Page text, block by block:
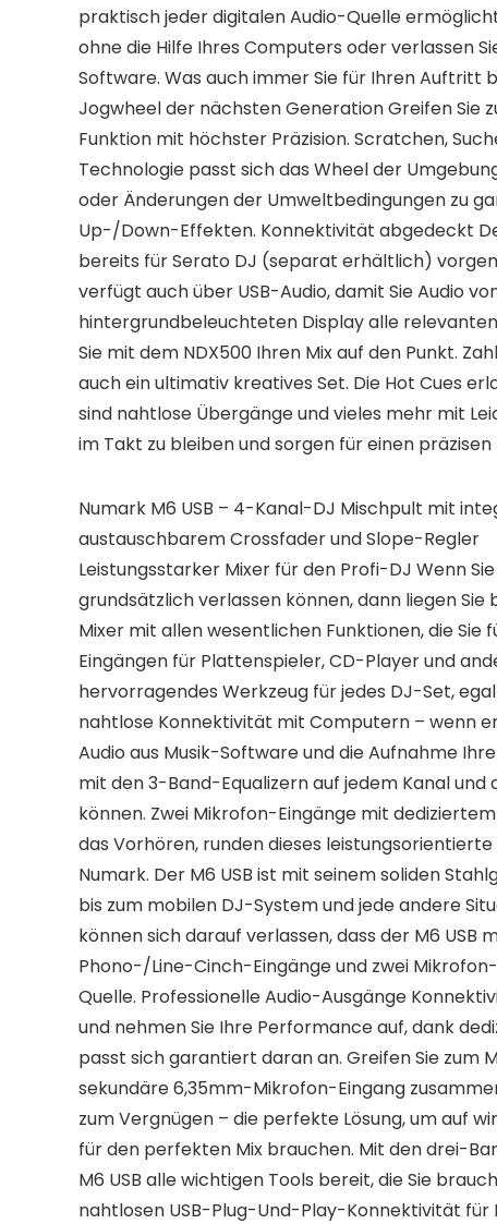
praktisch jeder digitalen Audio-Quelle
ohne die Hilfe Ihres Computers oder verlassen
Software. Was auch immer Sie für Ihren Auftritt
Jogwheel der nächsten Generation Greifen Sie
Funktion mit höchster Präzision. Scratchen,
Technologie passt sich das Wheel der
oder Änderungen der Umweltbedingungen zu
Up-/Down-Effekten. Konnektivität abgedeckt
bereits für Serato DJ (separat erhältlich)
verfügt auch über USB-Audio, damit Sie Audio
hintergrundbeleuchteten Display alle
Sie mit dem NDX500 Ihren Mix auf den Punkt.
auch ein ultimativ kreatives Set. Die Hot Cues
sind nahtlose Übergänge und vieles mehr mit
im Takt zu bleiben und sorgen für einen präzisen
Numark M6 USB – 4-Kanal-DJ Mischpult mit
austauschbarem Crossfader und Slope-Regler
Leistungsstarker Mixer für den Profi-DJ Wenn
grundsätzlich verlassen können, dann liegen Sie
Mixer mit allen wesentlichen Funktionen, die
Eingängen für Plattenspieler, CD-Player und
hervorragendes Werkzeug für jedes DJ-Set,
nahtlose Konnektivität mit Computern – wenn
Audio aus Musik-Software und die Aufnahme
mit den 3-Band-Equalizern auf jedem Kanal
können. Zwei Mikrofon-Eingänge mit
das Vorhören, runden dieses
Numark. Der M6 USB ist mit seinem soliden
bis zum mobilen DJ-System und jede andere
können sich darauf verlassen, dass der M6
Phono-/Line-Cinch-Eingänge und zwei
Quelle. Professionelle Audio-Ausgänge
und nehmen Sie Ihre Performance auf, dank
passt sich garantiert daran an. Greifen Sie zum
sekundäre 6,35mm-Mikrofon-Eingang
zum Vergnügen – die perfekte Lösung, um auf
für den perfekten Mix brauchen. Mit den drei-
M6 USB alle wichtigen Tools bereit, die Sie
nahtlosen USB-Plug-Und-Play-Konnektivität für